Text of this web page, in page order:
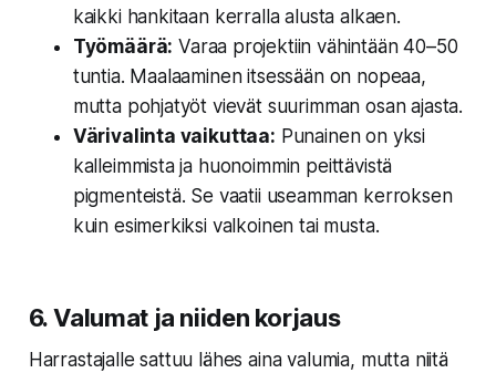
kaikki hankitaan kerralla alusta alkaen.
Työmäärä: Varaa projektiin vähintään40–50
tuntia. Maalaaminen itsessään on nopeaa,
mutta pohjatyöt vievät suurimman osan ajasta.
Värivalinta vaikuttaa: Punainen on yksi
kalleimmista ja huonoimmin peittävistä
pigmenteistä. Se vaatii useamman kerroksen
kuin esimerkiksi valkoinen tai musta.
6. Valumat ja niiden korjaus
Harrastajalle sattuu lähes aina valumia, mutta niitä